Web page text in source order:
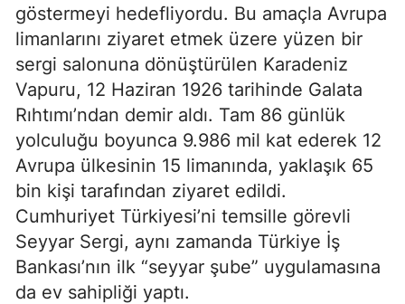
göstermeyi hedefliyordu. Bu amaçla Avrupa
limanlarını ziyaret etmek üzere yüzen bir
sergi salonuna dönüştürülen Karadeniz
Vapuru, 12 Haziran 1926 tarihinde Galata
Rıhtımı’ndan demir aldı. Tam 86 günlük
yolculuğu boyunca 9.986 mil kat ederek 12
Avrupa ülkesinin 15 limanında, yaklaşık 65
bin kişi tarafından ziyaret edildi.
Cumhuriyet Türkiyesi’ni temsille görevli
Seyyar Sergi, aynı zamanda Türkiye İş
Bankası’nın ilk “seyyar şube” uygulamasına
da ev sahipliği yaptı.